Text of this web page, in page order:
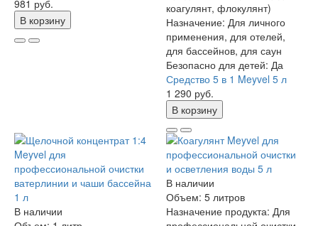
981 руб.
В корзину
коагулянт, флокулянт)
Назначение: Для личного
применения, для отелей,
для бассейнов, для саун
Безопасно для детей: Да
Средство 5 в 1 Meyvel 5 л
1 290 руб.
В корзину
В наличии
В наличии
Объем: 5 литров
Назначение продукта: Для